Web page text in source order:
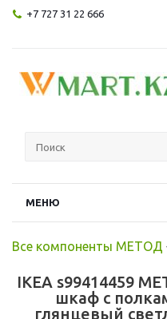
+7 727 31 22 666
МЕНЮ
Все компоненты МЕТОД
IKEA s99414459
шкаф с
глянцевый